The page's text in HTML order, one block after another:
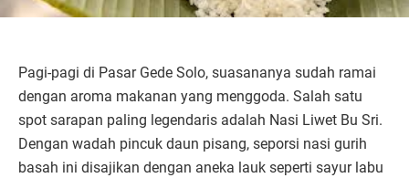
Pagi-pagi di Pasar Gede Solo, suasananya sudah ramai
dengan aroma makanan yang menggoda. Salah satu
spot sarapan paling legendaris adalah Nasi Liwet Bu Sri.
Dengan wadah pincuk daun pisang, seporsi nasi gurih
basah ini disajikan dengan aneka lauk seperti sayur labu